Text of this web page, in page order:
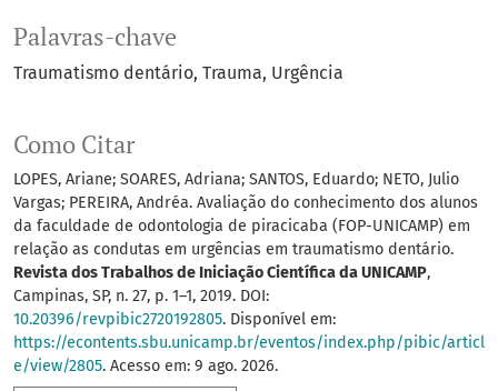
Palavras-chave
Traumatismo dentário Trauma Urgência
Como Citar
LOPES, Ariane; SOARES, Adriana; SANTOS, Eduardo; NETO, Julio
Vargas; PEREIRA, Andréa. Avaliação do conhecimento dos alunos
da faculdade de odontologia de piracicaba (FOP-UNICAMP) em
relação as condutas em urgências em traumatismo dentário.
Revista dos Trabalhos de Iniciação Científica da UNICAMP,
Campinas, SP, n. 27, p. 1–1, 2019. DOI:
10.20396/revpibic2720192805. Disponível em:
https://econtents.sbu.unicamp.br/eventos/index.php/pibic/articl
e/view/2805. Acesso em: 9 ago. 2026.